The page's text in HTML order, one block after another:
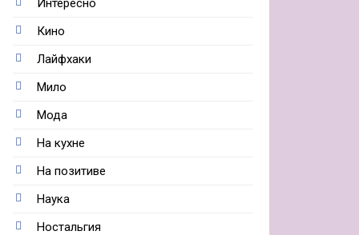
Интересно
Кино
Лайфхаки
Мило
Мода
На кухне
На позитиве
Наука
Ностальгия